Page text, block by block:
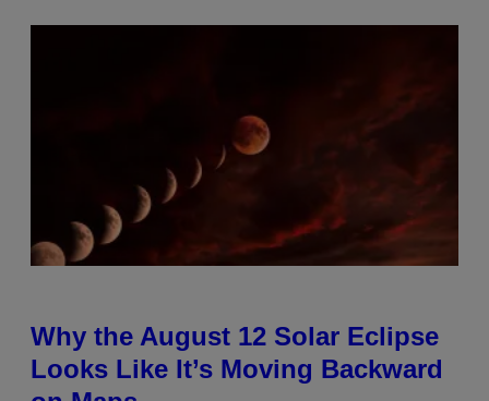
Why the August 12 Solar Eclipse
Looks Like It’s Moving Backward